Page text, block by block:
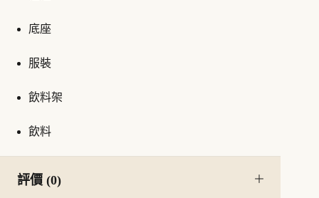
底座
服裝
飲料架
飲料
評價 (0)